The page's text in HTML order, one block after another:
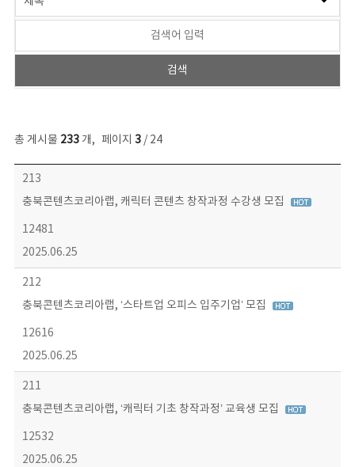
총 게시물 233개, 페이지 3/ 24
보도자료 목록 - 번호, 제목, 작성자, 파일, 조회수, 작성일 정보 제공
213
충북콘텐츠코리아랩, 캐릭터 콘텐츠 창작과정 수강생 모집
12481
2025.06.25
212
충북콘텐츠코리아랩, ‘스타트업 오피스 입주기업’ 모집
12616
2025.06.25
211
충북콘텐츠코리아랩, ‘캐릭터 기초 창작과정’ 교육생 모집
12532
2025.06.25